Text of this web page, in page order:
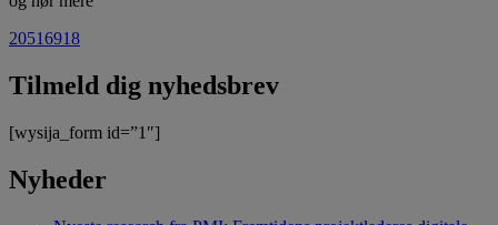
20516918
Tilmeld dig nyhedsbrev
[wysija_form id=”1″]
Nyheder